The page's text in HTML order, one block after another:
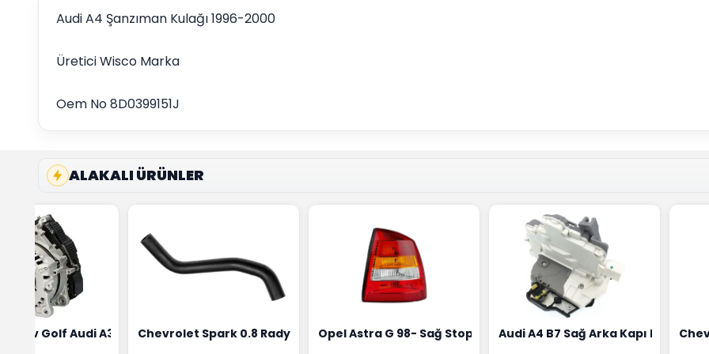
Audi A4 Şanzıman Kulağı 1996-2000
Üretici Wisco Marka
Oem No 8D0399151J
ALAKALI ÜRÜNLER
Bosch Marka 1628HN-0258010081
Wv Golf Audi A3 Şarj Alternatörü Valeo Marka 05E903018G
Chevrolet Spark 0.8 Radyatör Üst Hortumu Rapro Marka 96591464
Opel Astra G 98- Sağ Stop Lambası Depo Marka 6223020
Audi A4 B7 Sağ Arka Kapı Kilit